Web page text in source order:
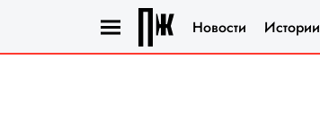
Новости Истории